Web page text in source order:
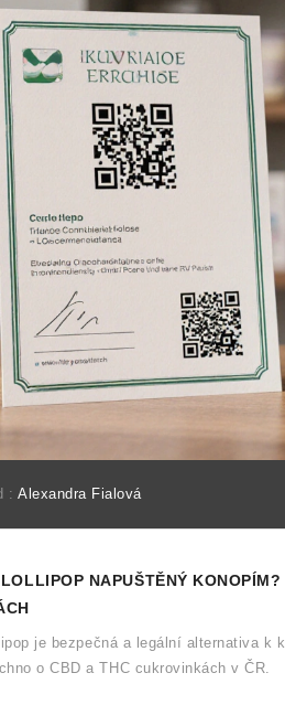
:Alexandra Fialová
NAPUŠTĚNÝ
je bezpečná a legální alternativa
o CBD a THC cukrovinkách v ČR.